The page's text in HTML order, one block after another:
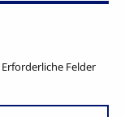
Erforderliche Felder